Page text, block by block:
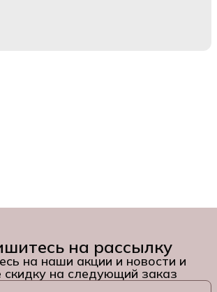
на рассылку
на наши акции и новости и
скидку на следующий заказ